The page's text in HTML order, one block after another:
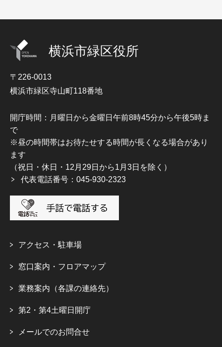
横浜市緑区役所
〒226-0013
横浜市緑区寺山町118番地
開庁時間：月曜日から金曜日午前8時45分から午後5時ま
で
※昼の時間帯はお待たせする時間が長くなる場合があり
ます
（祝日・休日・12月29日から1月3日を除く）
代表電話番号：045-930-2323
アクセス・駐車場
窓口案内・フロアマップ
業務案内（各課の連絡先）
第2・第4土曜日開庁
メールでのお問合せ